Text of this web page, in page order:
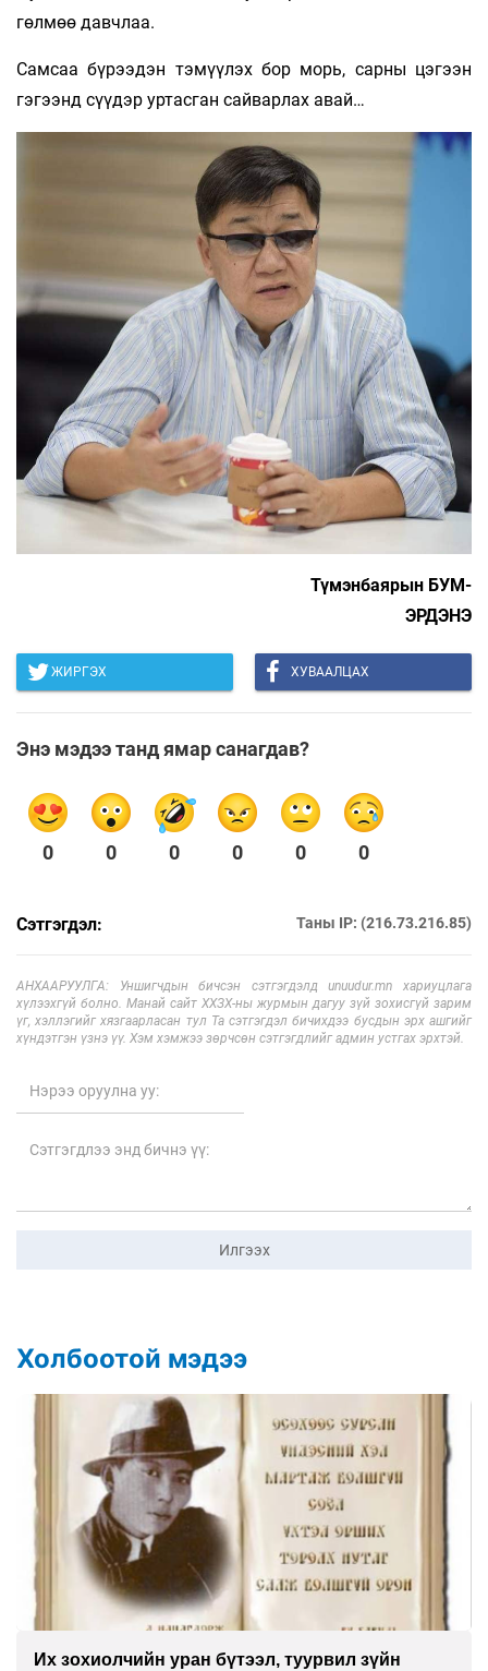
гөлмөө давчлаа.
Самсаа бүрээдэн тэмүүлэх бор морь, сарны цэгээн
гэгээнд сүүдэр уртасган сайварлах авай…
Түмэнбаярын БУМ-
ЭРДЭНЭ
ЖИРГЭХ ХУВААЛЦАХ
Энэ мэдээ танд ямар санагдав?
0 0 0 0 0 0
Сэтгэгдэл: Таны IP: (216.73.216.85)
АНХААРУУЛГА: Уншигчдын бичсэн сэтгэгдэлд unuudur.mn хариуцлага
хүлээхгүй болно. Манай сайт ХХЗХ-ны журмын дагуу зүй зохисгүй зарим
үг, хэллэгийг хязгаарласан тул Та сэтгэгдэл бичихдээ бусдын эрх ашгийг
хүндэтгэн үзнэ үү. Хэм хэмжээ зөрчсөн сэтгэгдлийг админ устгах эрхтэй.
Илгээх
Холбоотой мэдээ
Их зохиолчийн уран бүтээл, туурвил зүйн